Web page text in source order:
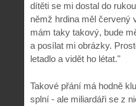
dítěti se mi dostal do
němž hrdina měl červený
mám taky takový, bude
a posílat mi obrázky.
letadlo a vidět ho létat."
Takové přání má hodně
splní - ale miliardáři se z